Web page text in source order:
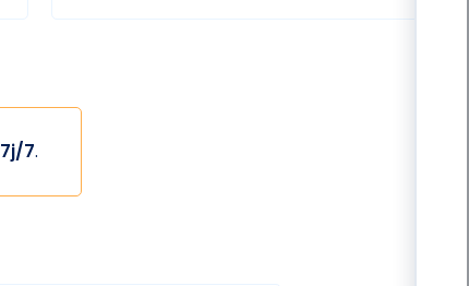
7j/7.